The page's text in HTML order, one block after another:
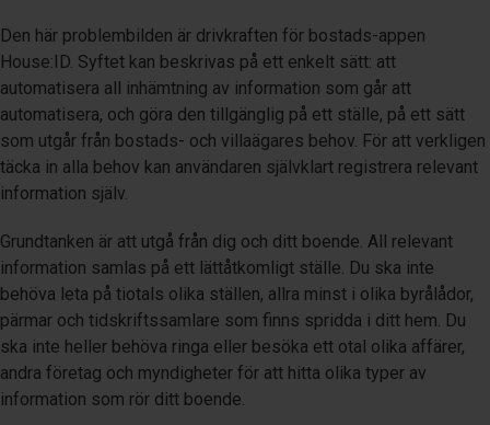
Den här problembilden är drivkraften för bostads-appen
House:ID. Syftet kan beskrivas på ett enkelt sätt: att
automatisera all inhämtning av information som går att
automatisera, och göra den tillgänglig på ett ställe, på ett sätt
som utgår från bostads- och villaägares behov. För att verkligen
täcka in alla behov kan användaren självklart registrera relevant
information själv.
Grundtanken är att utgå från dig och ditt boende. All relevant
information samlas på ett lättåtkomligt ställe. Du ska inte
behöva leta på tiotals olika ställen, allra minst i olika byrålådor,
pärmar och tidskriftssamlare som finns spridda i ditt hem. Du
ska inte heller behöva ringa eller besöka ett otal olika affärer,
andra företag och myndigheter för att hitta olika typer av
information som rör ditt boende.